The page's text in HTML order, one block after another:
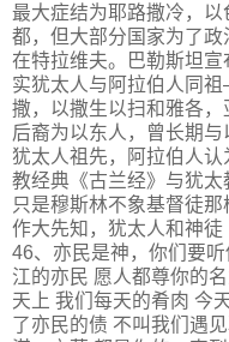
最大症结为耶路撒冷，
都，但大部分国家为了
在特拉维夫。巴勒斯坦
实犹太人与阿拉伯人同
撒，以撒生以扫和雅各
后裔为以东人，曾长期
犹太人祖先，阿拉伯人
教经典《古兰经》与犹太
只是穆斯林不象基督徒
作大先知，犹太人和神徒
46、亦民是神，你们要
江的亦民 愿人都尊你的
天上 我们每天的肴肉 今
了亦民的债 不叫我们遇